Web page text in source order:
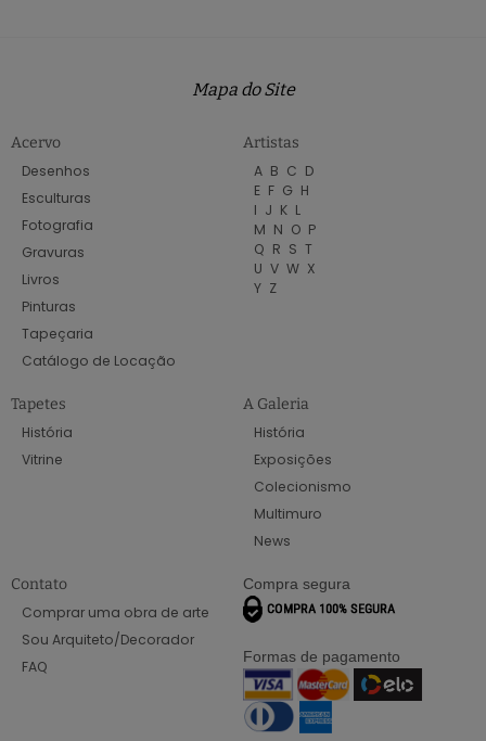
Mapa do Site
Acervo
Desenhos
Esculturas
Fotografia
Gravuras
Livros
Pinturas
Tapeçaria
Catálogo de Locação
Artistas
A B C D
E F G H
I J K L
M N O P
Q R S T
U V W X
Y Z
Tapetes
História
Vitrine
A Galeria
História
Exposições
Colecionismo
Multimuro
News
Contato
Comprar uma obra de arte
Sou Arquiteto/Decorador
FAQ
Compra segura
Formas de pagamento